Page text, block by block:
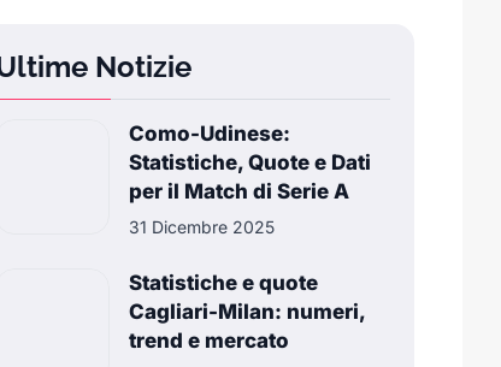
Notizie
Como-Udinese:
Statistiche, Quote e Dati
per il Match di Serie A
31 Dicembre 2025
Statistiche e quote
Cagliari-Milan: numeri,
trend e mercato